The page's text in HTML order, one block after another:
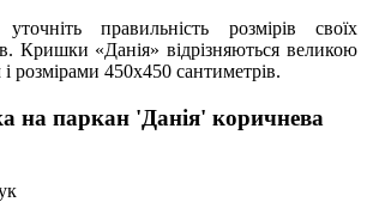
правильність розмірів своїх
Кришки «Данія» відрізняються великою
розмірами 450х450 сантиметрів.
на паркан 'Данія' коричнева